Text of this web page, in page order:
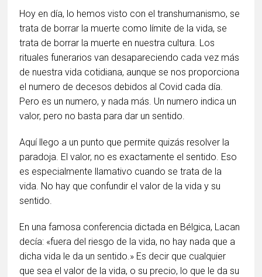
Hoy en día, lo hemos visto con el transhumanismo, se
trata de borrar la muerte como límite de la vida, se
trata de borrar la muerte en nuestra cultura. Los
rituales funerarios van desapareciendo cada vez más
de nuestra vida cotidiana, aunque se nos proporciona
el numero de decesos debidos al Covid cada día.
Pero es un numero, y nada más. Un numero indica un
valor, pero no basta para dar un sentido.
Aquí llego a un punto que permite quizás resolver la
paradoja. El valor, no es exactamente el sentido. Eso
es especialmente llamativo cuando se trata de la
vida. No hay que confundir el valor de la vida y su
sentido.
En una famosa conferencia dictada en Bélgica, Lacan
decía: «fuera del riesgo de la vida, no hay nada que a
dicha vida le da un sentido.» Es decir que cualquier
que sea el valor de la vida, o su precio, lo que le da su